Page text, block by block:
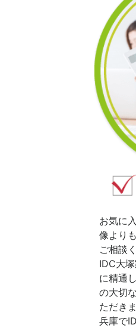
お気に
像より
ご相談
IDC大
に精通
の大切
ただきま
兵庫で